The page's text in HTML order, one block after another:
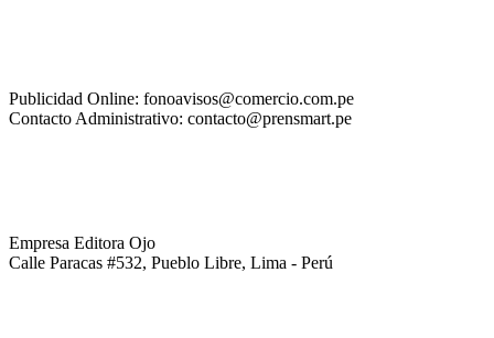
Publicidad Online: fonoavisos@comercio.com.pe
Contacto Administrativo: contacto@prensmart.pe
Empresa Editora Ojo
Calle Paracas #532, Pueblo Libre, Lima - Perú